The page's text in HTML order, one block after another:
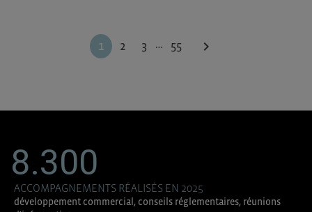
1 2 3 … 55 chevron_right
8.300
ACCOMPAGNEMENTS RÉALISÉS EN 2025
développement commercial, conseils réglementaires, réunions